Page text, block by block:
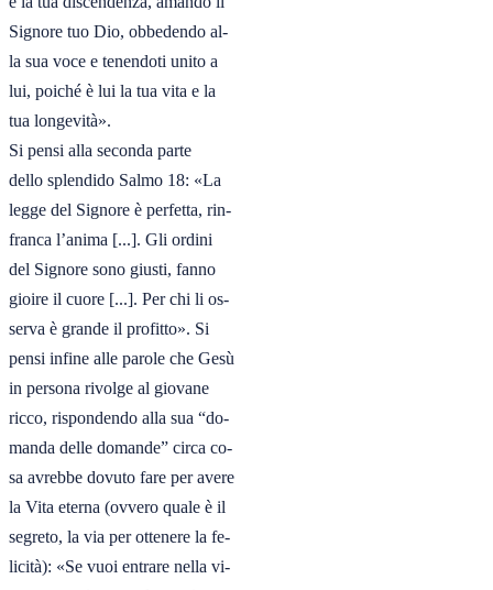
Signore tuo Dio, obbedendo al-
la sua voce e tenendoti unito a
lui, poiché è lui la tua vita e la
tua longevità».
Si pensi alla seconda parte
dello splendido Salmo 18: «La
legge del Signore è perfetta, rin-
franca l’anima [...]. Gli ordini
del Signore sono giusti, fanno
gioire il cuore [...]. Per chi li os-
serva è grande il profitto». Si
pensi infine alle parole che Gesù
in persona rivolge al giovane
ricco, rispondendo alla sua “do-
manda delle domande” circa co-
sa avrebbe dovuto fare per avere
la Vita eterna (ovvero quale è il
segreto, la via per ottenere la fe-
licità): «Se vuoi entrare nella vi-